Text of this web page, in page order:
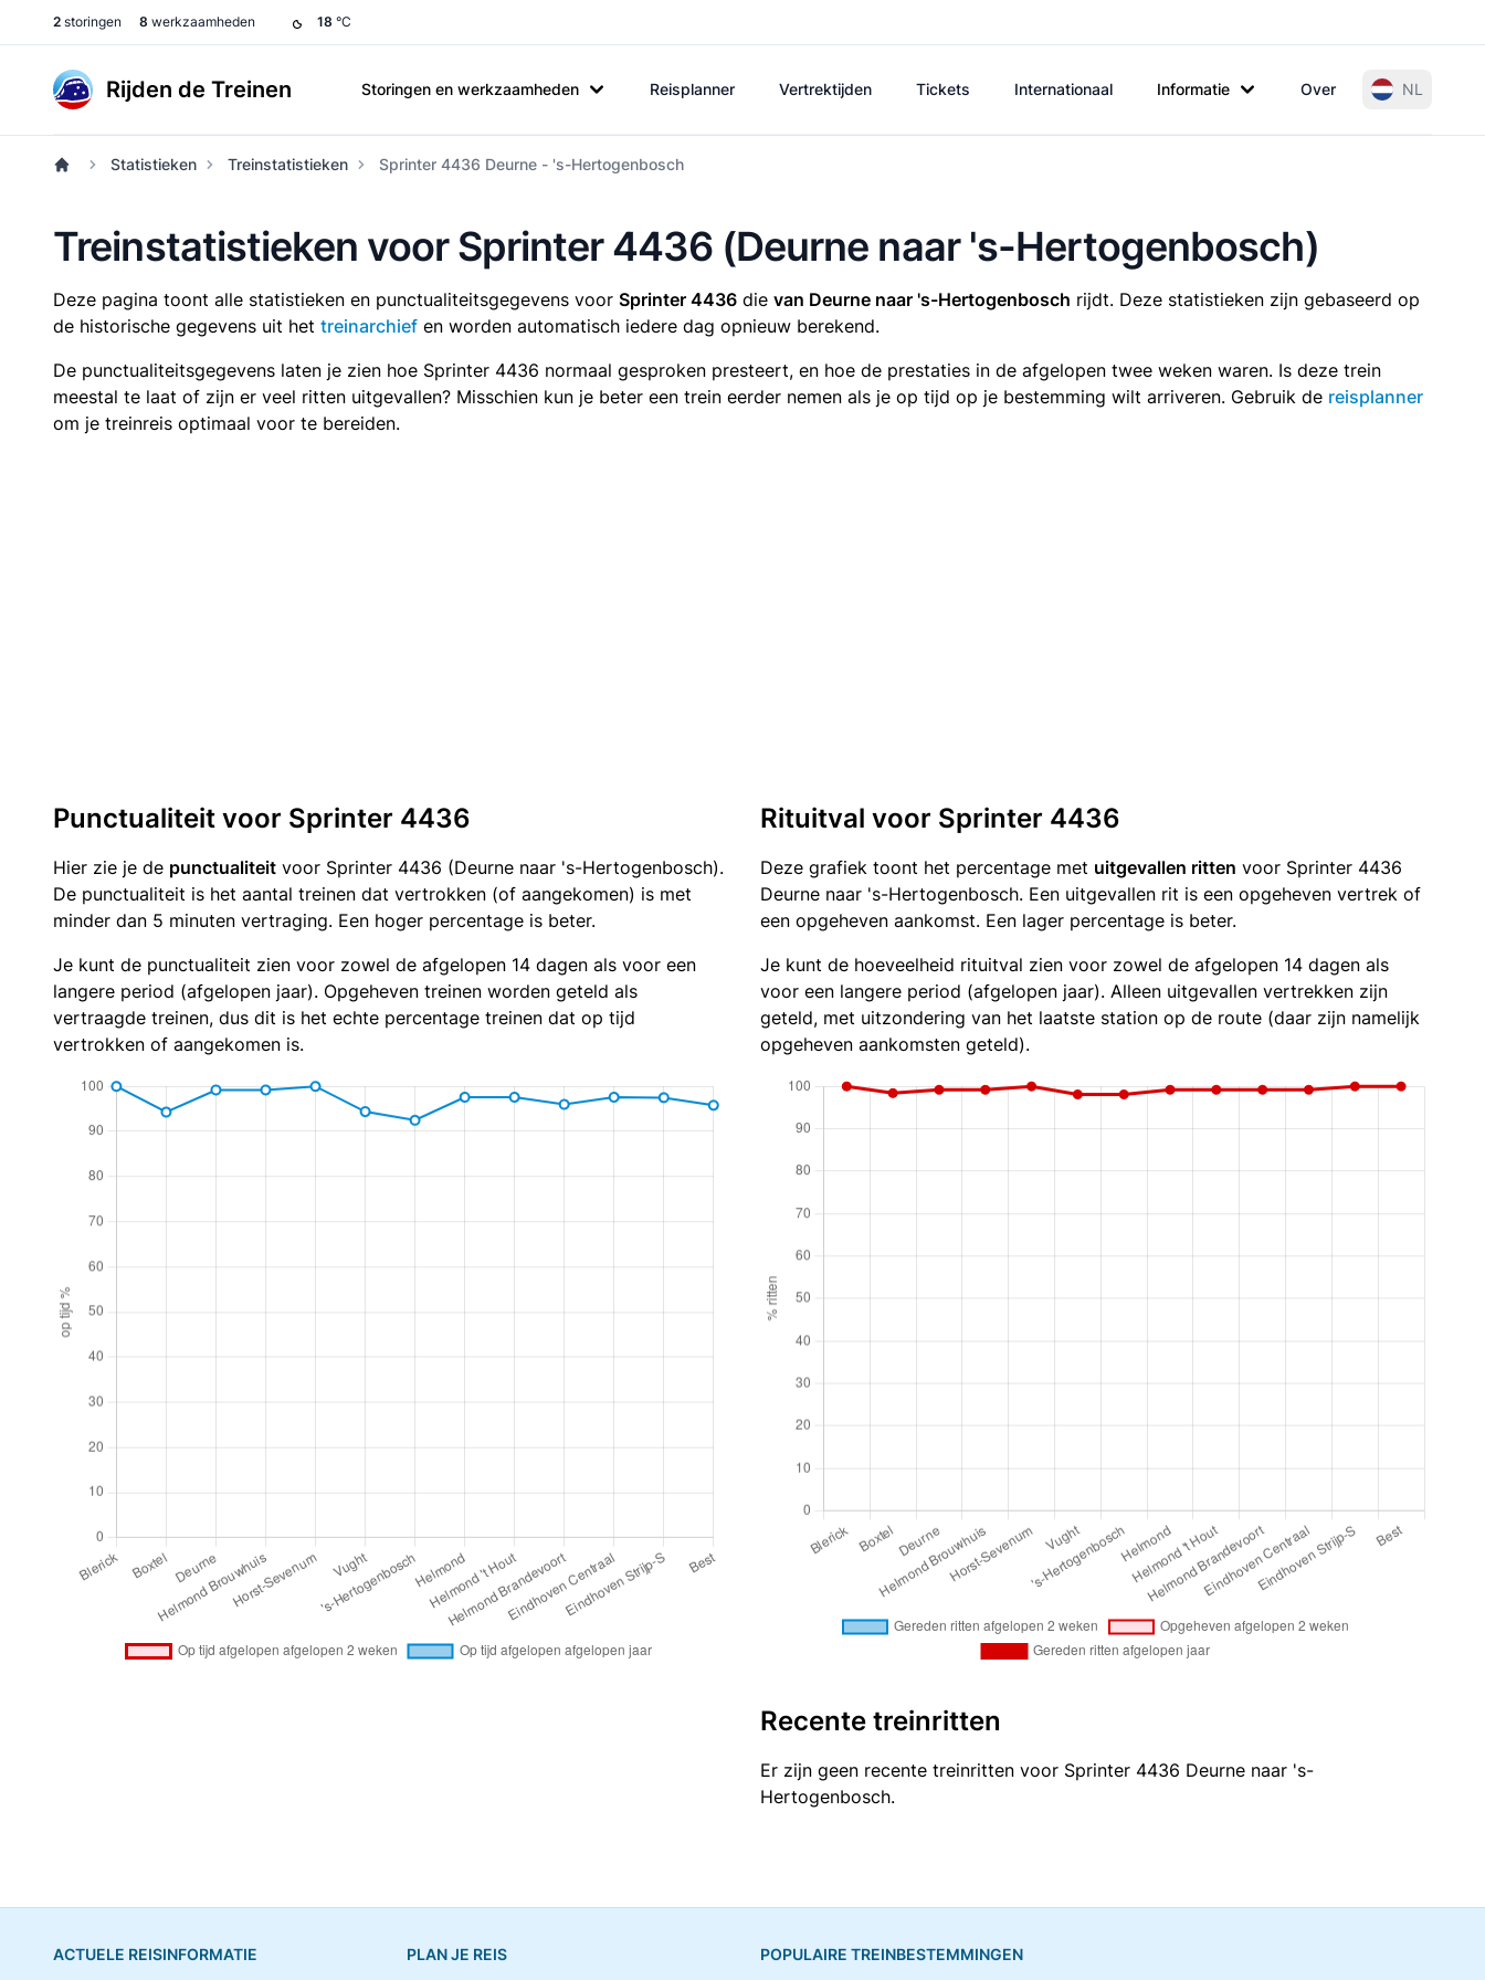
2 storingen 8 werkzaamheden 18 °C
Rijden de Treinen Storingen en werkzaamheden Reisplanner Vertrektijden Tickets Internationaal Informatie Over NL
Statistieken Treinstatistieken Sprinter 4436 Deurne - 's-Hertogenbosch
Treinstatistieken voor Sprinter 4436 (Deurne naar 's-Hertogenbosch)
Deze pagina toont alle statistieken en punctualiteitsgegevens voor Sprinter 4436 die van Deurne naar 's-Hertogenbosch rijdt. Deze statistieken zijn gebaseerd op
de historische gegevens uit het treinarchief en worden automatisch iedere dag opnieuw berekend.
De punctualiteitsgegevens laten je zien hoe Sprinter 4436 normaal gesproken presteert, en hoe de prestaties in de afgelopen twee weken waren. Is deze trein
meestal te laat of zijn er veel ritten uitgevallen? Misschien kun je beter een trein eerder nemen als je op tijd op je bestemming wilt arriveren. Gebruik de reisplanner
om je treinreis optimaal voor te bereiden.
Punctualiteit voor Sprinter 4436
Hier zie je de punctualiteit voor Sprinter 4436 (Deurne naar 's-Hertogenbosch).
De punctualiteit is het aantal treinen dat vertrokken (of aangekomen) is met
minder dan 5 minuten vertraging. Een hoger percentage is beter.
Je kunt de punctualiteit zien voor zowel de afgelopen 14 dagen als voor een
langere period (afgelopen jaar). Opgeheven treinen worden geteld als
vertraagde treinen, dus dit is het echte percentage treinen dat op tijd
vertrokken of aangekomen is.
Rituitval voor Sprinter 4436
Deze grafiek toont het percentage met uitgevallen ritten voor Sprinter 4436
Deurne naar 's-Hertogenbosch. Een uitgevallen rit is een opgeheven vertrek of
een opgeheven aankomst. Een lager percentage is beter.
Je kunt de hoeveelheid rituitval zien voor zowel de afgelopen 14 dagen als
voor een langere period (afgelopen jaar). Alleen uitgevallen vertrekken zijn
geteld, met uitzondering van het laatste station op de route (daar zijn namelijk
opgeheven aankomsten geteld).
Recente treinritten
Er zijn geen recente treinritten voor Sprinter 4436 Deurne naar 's-
Hertogenbosch.
ACTUELE REISINFORMATIE PLAN JE REIS POPULAIRE TREINBESTEMMINGEN